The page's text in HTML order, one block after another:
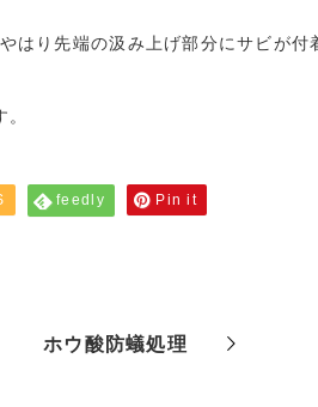
り先端の汲み上げ部分にサビが付
feedly Pin it
ホウ酸防蟻処理